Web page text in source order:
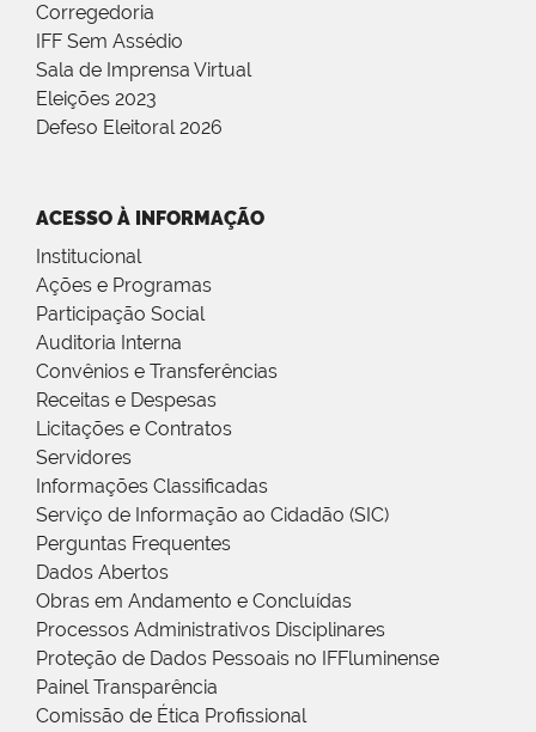
Corregedoria
IFF Sem Assédio
Sala de Imprensa Virtual
Eleições 2023
Defeso Eleitoral 2026
ACESSO À INFORMAÇÃO
Institucional
Ações e Programas
Participação Social
Auditoria Interna
Convênios e Transferências
Receitas e Despesas
Licitações e Contratos
Servidores
Informações Classificadas
Serviço de Informação ao Cidadão (SIC)
Perguntas Frequentes
Dados Abertos
Obras em Andamento e Concluídas
Processos Administrativos Disciplinares
Proteção de Dados Pessoais no IFFluminense
Painel Transparência
Comissão de Ética Profissional